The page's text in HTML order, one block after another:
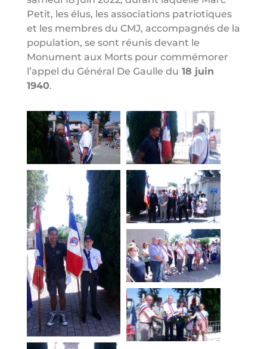
Petit, les élus, les associations patriotiques
et les membres du CMJ, accompagnés de la
population, se sont réunis devant le
Monument aux Morts pour commémorer
l’appel du Général De Gaulle du 18 juin
1940.